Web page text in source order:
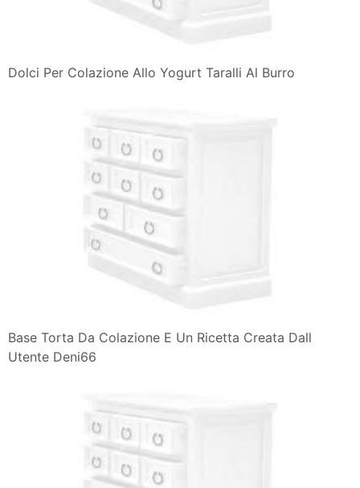
Dolci Per Colazione Allo Yogurt Taralli Al Burro
Base Torta Da Colazione E Un Ricetta Creata Dall
Utente Deni66